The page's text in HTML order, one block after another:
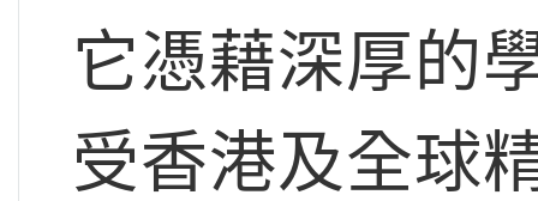
它憑藉深厚的
受香港及全球